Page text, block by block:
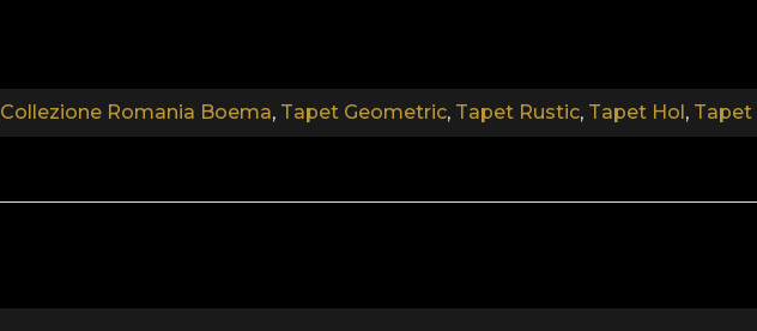
Collezione Romania Boema, Tapet Geometric, Tapet Rustic, Tapet Hol, Tapet